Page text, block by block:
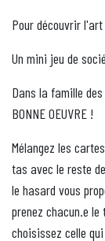
Pour découvrir
Un mini jeu de
Dans la famille des
BONNE OEUVRE !
Mélangez les
tas avec le reste
le hasard vous
prenez chacun.e
choisissez celle